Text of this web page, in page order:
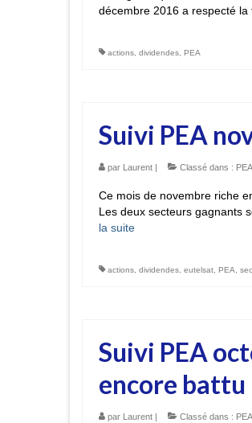
décembre 2016 a respecté
actions, dividendes, PEA
Suivi PEA
par Laurent Classé dans : PEA
Ce mois de novembre riche
Les deux secteurs gagnants
la suite­­
actions, dividendes, eutelsat, PEA,
Suivi PEA
encore battu
par Laurent Classé dans : PEA